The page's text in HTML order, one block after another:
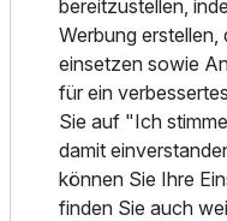
bieten wir eine Vielzahl
Veranstaltungsräumen
perfekten Rahmen für
bieten.
Genießen Sie köstliche
Restaurant
bereitzustellen,
Werbung erstellen,
einsetzen sowie
für ein
Sie auf "Ich
damit
können Sie Ihre
finden Sie auch